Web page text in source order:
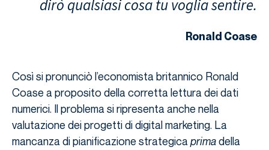
dirò qualsiasi cosa tu voglia sentire.
Ronald Coase
Così si pronunciò l’economista britannico Ronald
Coase a proposito della corretta lettura dei dati
numerici. Il problema si ripresenta anche nella
valutazione dei progetti di digital marketing. La
mancanza di pianificazione strategica primadella